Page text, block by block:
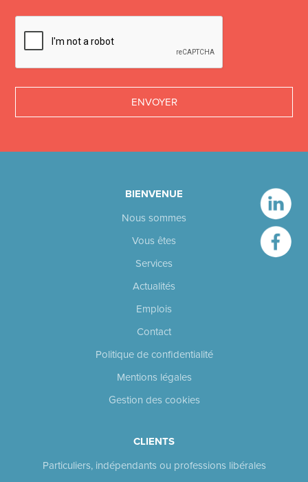
BIENVENUE
Nous sommes
Vous êtes
Services
Actualités
Emplois
Contact
Politique de confidentialité
Mentions légales
Gestion des cookies
CLIENTS
Particuliers, indépendants ou professions libérales